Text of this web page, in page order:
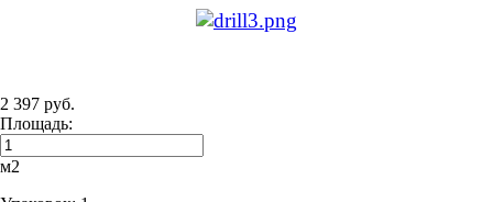
2 397 руб.
Площадь:
м2